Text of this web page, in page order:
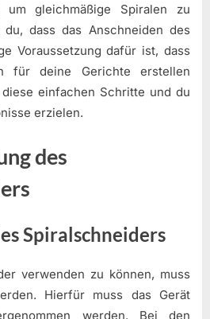
gleichmäßige Spiralen zu
dass das Anschneiden des
Voraussetzung dafür ist, dass
für deine Gerichte erstellen
einfachen Schritte und du
erzielen.
des
Spiralschneiders
verwenden zu können, muss
Hierfür muss das Gerät
werden. Bei den